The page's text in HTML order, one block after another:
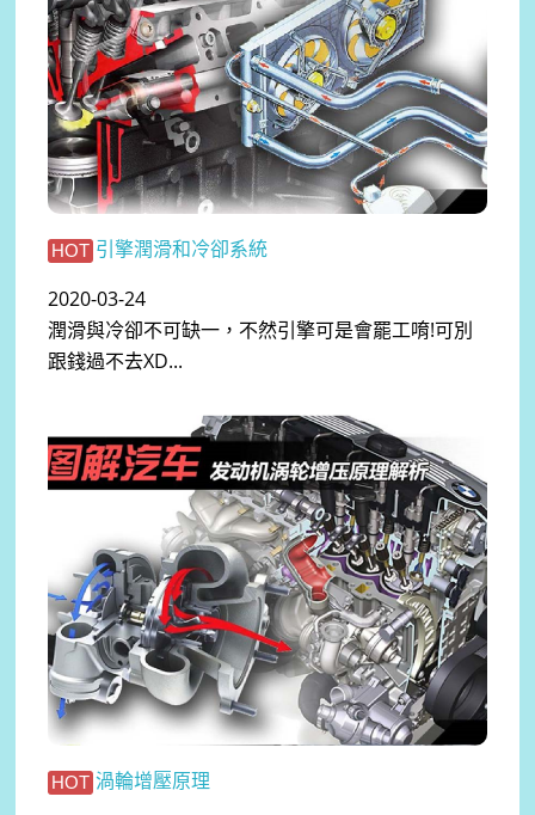
HOT 引擎潤滑和冷卻系統
2020-03-24
潤滑與冷卻不可缺一，不然引擎可是會罷工唷!可別
跟錢過不去XD...
HOT 渦輪增壓原理